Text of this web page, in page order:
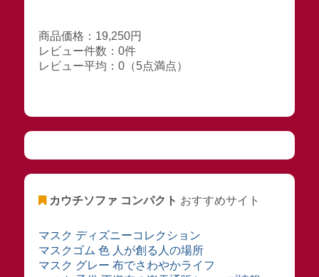
商品価格：19,250円
レビュー件数：0件
レビュー平均：0（5点満点）
カウチソファ コンパクト おすすめサイト
マスク ディズニーコレクション
マスクゴム 色 人が創る人の場所
マスク グレー 布でさわやかライフ